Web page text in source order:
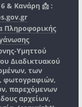
& Κανάρη 📩 :
Πληροφορικής
Υμηττού
Διαδικτυακού
των
φωτογραφιών,
παρεχόμενων
αρχείων,